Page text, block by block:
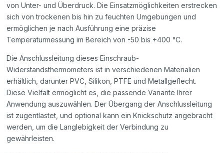
von Unter- und Überdruck. Die Einsatzmöglichkeiten erstrecken
sich von trockenen bis hin zu feuchten Umgebungen und
ermöglichen je nach Ausführung eine präzise
Temperaturmessung im Bereich von -50 bis +400 °C.
Die Anschlussleitung dieses Einschraub-
Widerstandsthermometers ist in verschiedenen Materialien
erhältlich, darunter PVC, Silikon, PTFE und Metallgeflecht.
Diese Vielfalt ermöglicht es, die passende Variante Ihrer
Anwendung auszuwählen. Der Übergang der Anschlussleitung
ist zugentlastet, und optional kann ein Knickschutz angebracht
werden, um die Langlebigkeit der Verbindung zu
gewährleisten.